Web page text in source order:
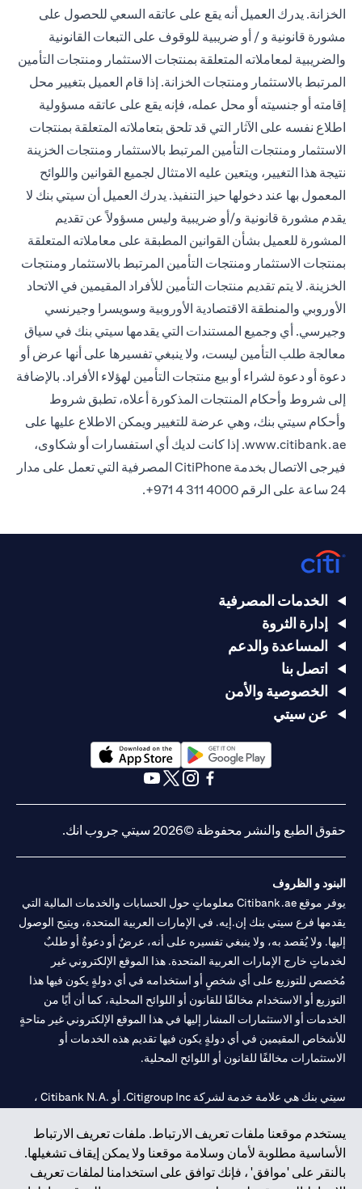
الخزانة. يدرك العميل أنه يقع على عاتقه السعي للحصول على
مشورة قانونية و / أو ضريبية للوقوف على التبعات القانونية
والضريبية لمعاملاته المتعلقة بمنتجات الاستثمار ومنتجات التأمين
المرتبط بالاستثمار ومنتجات الخزانة. إذا قام العميل بتغيير محل
إقامته أو جنسيته أو محل عمله، فإنه يقع على عاتقه مسؤولية
اطلاع نفسه على الآثار التي قد تلحق بتعاملاته المتعلقة بمنتجات
الاستثمار ومنتجات التأمين المرتبط بالاستثمار ومنتجات الخزينة
نتيجة هذا التغيير، ويتعين عليه الامتثال لجميع القوانين واللوائح
المعمول بها عند دخولها حيز التنفيذ. يدرك العميل أن سيتي بنك لا
يقدم مشورة قانونية و/أو ضريبية وليس مسؤولاً عن تقديم
المشورة للعميل بشأن القوانين المطبقة على معاملاته المتعلقة
بمنتجات الاستثمار ومنتجات التأمين المرتبط بالاستثمار ومنتجات
الخزينة. لا يتم تقديم منتجات التأمين للأفراد المقيمين في الاتحاد
الأوروبي والمنطقة الاقتصادية الأوروبية وسويسرا وجيرنسي
وجيرسي. أي وجميع المستندات التي يقدمها سيتي بنك في سياق
معالجة طلب التأمين ليست، ولا ينبغي تفسيرها على أنها عرض أو
دعوة أو دعوة لشراء أو بيع منتجات التأمين لهؤلاء الأفراد. بالإضافة
إلى شروط وأحكام المنتجات المذكورة أعلاه، تطبق شروط
وأحكام سيتي بنك، وهي عرضة للتغيير ويمكن الاطلاع عليها على
www.citibank.ae. إذا كانت لديك أي استفسارات أو شكاوى،
فيرجى الاتصال بخدمة CitiPhone المصرفية التي تعمل على مدار
24 ساعة على الرقم 4000 311 4 971+.
يستخدم موقعنا ملفات تعريف الارتباط. ملفات تعريف الارتباط
الأساسية مطلوبة لأمان وسلامة موقعنا ولا يمكن إيقاف تشغيلها.
بالنقر على 'موافق' ، فإنك توافق على استخدامنا لملفات تعريف
الخدمات المصرفية
إدارة الثروة
المساعدة والدعم
اتصل بنا
الخصوصية والأمن
عن سيتي
opens in a new tab
opens in a new tab
حقوق الطبع والنشر محفوظة ©2026 سيتي جروب انك.
البنود و الظروف
يوفر موقع Citibank.ae معلوماتٍ حول الحسابات والخدمات المالية التي
يقدمها فرع سيتي بنك إن.إيه. في الإمارات العربية المتحدة، ويتيح الوصول
إليها. ولا يُقصد به، ولا ينبغي تفسيره على أنه، عرضٌ أو دعوةٌ أو طلبٌ
لخدماتٍ خارج الإمارات العربية المتحدة. هذا الموقع الإلكتروني غير
مُخصص للتوزيع على أي شخصٍ أو استخدامه في أي دولةٍ يكون فيها هذا
التوزيع أو الاستخدام مخالفًا للقانون أو اللوائح المحلية، كما أن أيًا من
الخدمات أو الاستثمارات المشار إليها في هذا الموقع الإلكتروني غير متاحةٍ
للأشخاص المقيمين في أي دولةٍ يكون فيها تقديم هذه الخدمات أو
الاستثمارات مخالفًا للقانون أو اللوائح المحلية.
سيتي بنك هي علامة خدمة لشركة Citigroup Inc. أو .Citibank N.A ،
سيتي بنك إن. إيه. الإمارات مسجل لدى مصرف الإمارات المركزي تحت
أرقام التراخيص 202563 لفرع الوصل في دبي، 531989 لفرع مول